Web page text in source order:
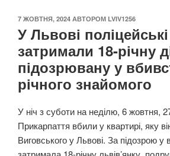
ОПУБЛІКОВАНО
7 ЖОВТНЯ, 2024 АВТОРОМ LVIV1256
У Львові поліцейські
затримали 18-річну
підозрювану у
річного знайомого
У ніч з суботи на неділю, 6 жовтня,
Прикарпаття вбили у квартирі, яку
Виговського у Львові. За підозрою у